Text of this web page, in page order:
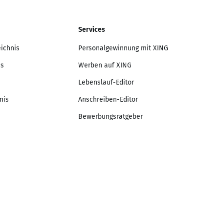
Services
Personalgewinnung mit XING
Werben auf XING
Lebenslauf-Editor
Anschreiben-Editor
Bewerbungsratgeber